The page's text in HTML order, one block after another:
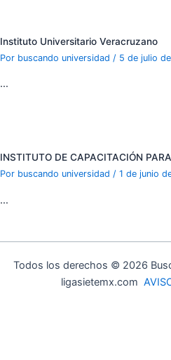
Instituto Universitario Veracruzano
Por buscando universidad / 5 de julio
…
INSTITUTO DE CAPACITACIÓN
Por buscando universidad / 1 de junio
…
Todos los derechos © 2026
ligasietemx.com